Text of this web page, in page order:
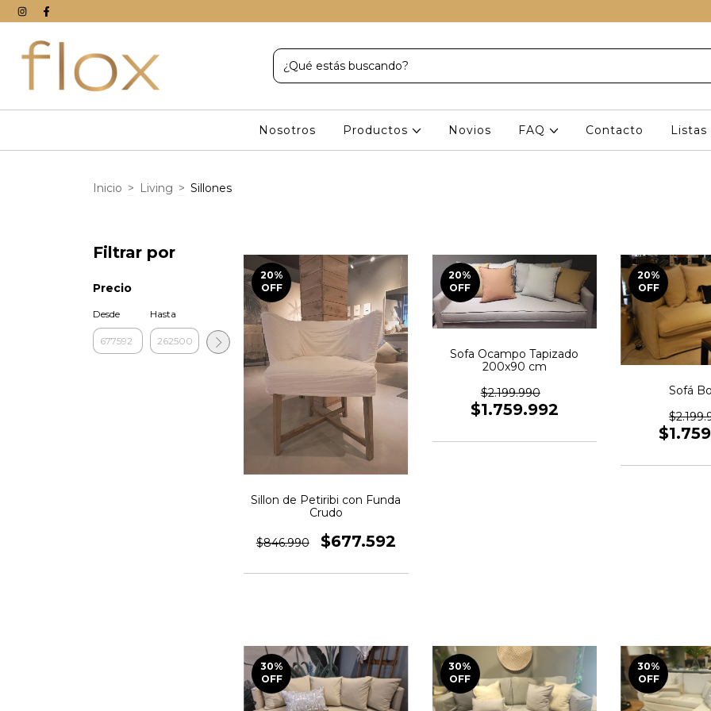
Nosotros Productos Novios FAQ Contacto Listas
Inicio > Living > Sillones
Filtrar por
Precio
Desde Hasta
20%
OFF
Sillon de Petiribi con Funda
Crudo
$846.990 $677.592
20%
OFF
Sofa Ocampo Tapizado
200x90 cm
$2.199.990
$1.759.992
20%
OFF
Sofá
30%
OFF
30%
OFF
30%
OFF